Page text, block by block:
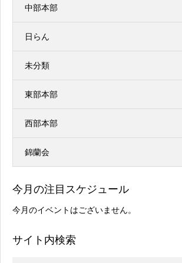
中部本部
日らん
未分類
東部本部
西部本部
錦蘭会
今月の注目スケジュール
今月のイベントはございません。
サイト内検索